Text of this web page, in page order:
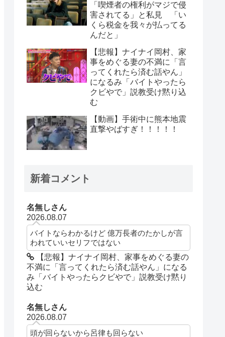
「喫煙者の権利がマジで侵
害されてる」と私見 「い
くら税金を我々が払ってる
んだと」
【悲報】ナイナイ岡村、家
事をめぐる妻の不満に「言
ってくれたら済む話やん」
になるみ「バイトやったら
クビやで」説教受け黙り込
む
【動画】手術中に熊本地震
直撃やばすぎ！！！！！
新着コメント
名無しさん
2026.08.07
バイトならわかるけど 億万長者のたかしが言
われていいセリフではない
【悲報】ナイナイ岡村、家事をめぐる妻の
不満に「言ってくれたら済む話やん」になる
み「バイトやったらクビやで」説教受け黙り
込む
名無しさん
2026.08.07
頭が回らないから呂律も回らない